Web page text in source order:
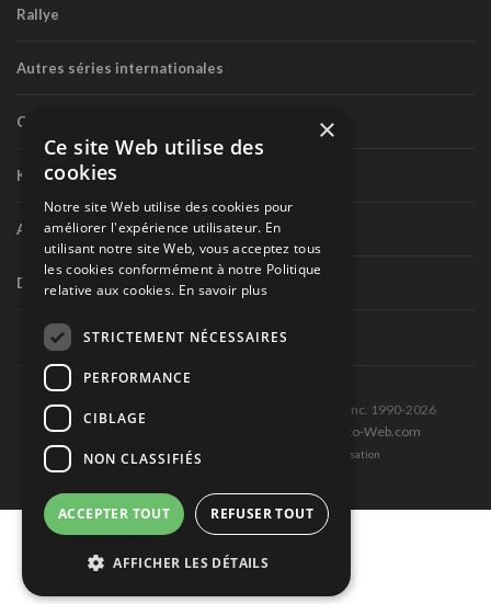
Rallye
Autres séries internationales
Circuit routier canadien
Karting
Autres séries nationales
Divers
Tous droits réservés © Les Éditions Pole-Position inc. 1990-2026
Ce site est produit et hébergé par Montréal-Photo-Web.com
Politique de confidentialité et Conditions d’utilisation
×
Ce site Web utilise des
cookies
Notre site Web utilise des cookies pour
améliorer l'expérience utilisateur. En
utilisant notre site Web, vous acceptez tous
les cookies conformément à notre Politique
relative aux cookies. En savoir plus
STRICTEMENT NÉCESSAIRES
PERFORMANCE
CIBLAGE
NON CLASSIFIÉS
ACCEPTER TOUT REFUSER TOUT
AFFICHER LES DÉTAILS